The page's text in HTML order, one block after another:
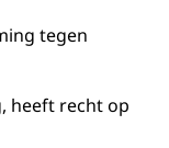
tegen
heeft recht op